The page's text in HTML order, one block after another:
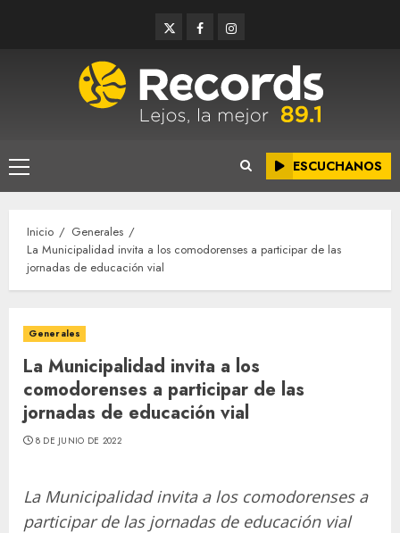
TwitterFacebookInstagram
Menú
principal
ESCUCHANOS
Inicio
Generales
La Municipalidad invita a los comodorenses a participar de las
jornadas de educación vial
Generales
La Municipalidad invita a los
comodorenses a participar de las
jornadas de educación vial
8 DE JUNIO DE 2022
La Municipalidad invita a los comodorenses a
participar de las jornadas de educación vial